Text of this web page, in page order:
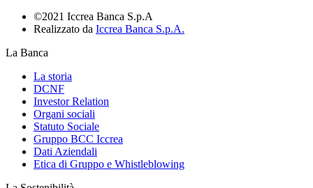
©2021 Iccrea Banca S.p.A
Realizzato da Iccrea Banca S.p.A.
La Banca
La storia
DCNF
Investor Relation
Organi sociali
Statuto Sociale
Gruppo BCC Iccrea
Dati Aziendali
Etica di Gruppo e Whistleblowing